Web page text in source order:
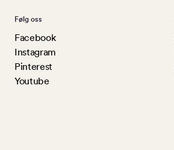
Følg oss
Facebook
Instagram
Pinterest
Youtube